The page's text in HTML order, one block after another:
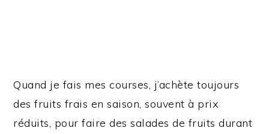
Quand je fais mes courses, j’achète toujours
des fruits frais en saison, souvent à prix
réduits, pour faire des salades de fruits durant